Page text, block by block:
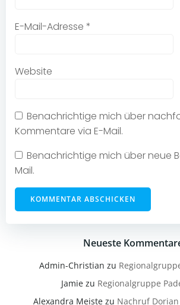
E-Mail-Adresse *
Website
Benachrichtige mich über
Kommentare via E-Mail.
Benachrichtige mich über neue
Mail.
Neueste
Admin-Christian zu
Jamiezu Regionalgruppe
Alexandra Meiste zu Nachruf